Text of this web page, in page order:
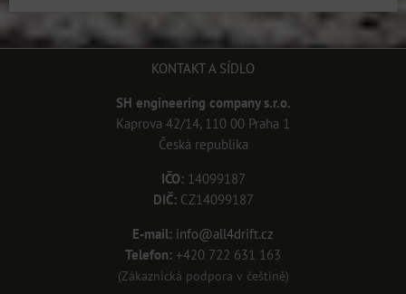
KONTAKT A SÍDLO
SH engineering company s.r.o.
Kaprova 42/14, 110 00 Praha 1
Česká republika
IČO:14099187
DIČ:CZ14099187
E-mail: info@all4drift.cz
Telefon: +420 722 631 163
(Zákaznická podpora v češtině)